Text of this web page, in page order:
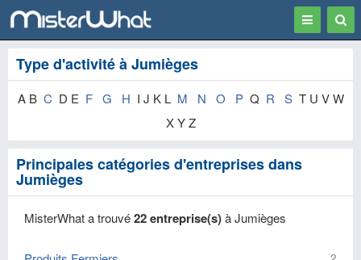
Toggle
Type d'activité à Jumièges
A B C D E F G H I J K L M N O P Q R S T U V W
X Y Z
Principales catégories d'entreprises dans
Jumièges
MisterWhat a trouvé22 entreprise(s)à Jumièges